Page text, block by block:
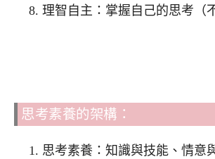
理智自主：掌握自己的思考（
思考素養的架構：
思考素養：知識與技能、情意